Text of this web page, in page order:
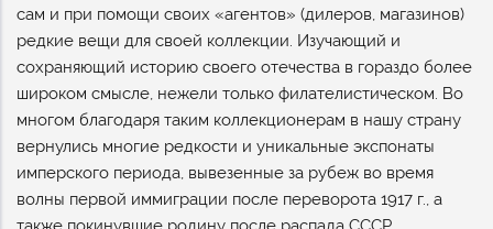
сам и при помощи своих «агентов» (дилеров, магазинов)
редкие вещи для своей коллекции. Изучающий и
сохраняющий историю своего отечества в гораздо более
широком смысле, нежели только филателистическом. Во
многом благодаря таким коллекционерам в нашу страну
вернулись многие редкости и уникальные экспонаты
имперского периода, вывезенные за рубеж во время
волны первой иммиграции после переворота 1917 г., а